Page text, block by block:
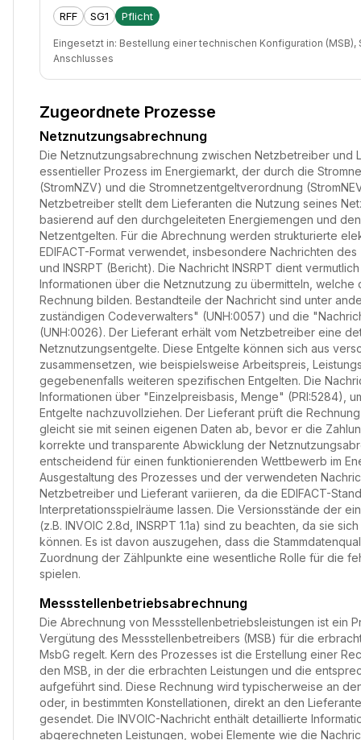
RFF SG1 Pflicht
Eingesetzt in: Bestellung einer technischen Konfiguration
Anschlusses
Zugeordnete Prozesse
Netznutzungsabrechnung
Die Netznutzungsabrechnung zwischen Netzbetreiber und
essentieller Prozess im Energiemarkt, der durch die
(StromNZV) und die Stromnetzentgeltverordnung
Netzbetreiber stellt dem Lieferanten die Nutzung seines
basierend auf den durchgeleiteten Energiemengen und
Netzentgelten. Für die Abrechnung werden strukturierte
EDIFACT-Format verwendet, insbesondere Nachrichten
und INSRPT (Bericht). Die Nachricht INSRPT dient
Informationen über die Netznutzung zu übermitteln, welche
Rechnung bilden. Bestandteile der Nachricht sind unter
zuständigen Codeverwalters" (UNH:0057) und die
(UNH:0026). Der Lieferant erhält vom Netzbetreiber eine
Netznutzungsentgelte. Diese Entgelte können sich aus
zusammensetzen, wie beispielsweise Arbeitspreis,
gegebenenfalls weiteren spezifischen Entgelten. Die
Informationen über "Einzelpreisbasis, Menge" (PRI:5284),
Entgelte nachzuvollziehen. Der Lieferant prüft die
gleicht sie mit seinen eigenen Daten ab, bevor er die
korrekte und transparente Abwicklung der
entscheidend für einen funktionierenden Wettbewerb im
Ausgestaltung des Prozesses und der verwendeten
Netzbetreiber und Lieferant variieren, da die EDIFACT-
Interpretationsspielräume lassen. Die Versionsstände der
(z.B. INVOIC 2.8d, INSRPT 1.1a) sind zu beachten, da sie
können. Es ist davon auszugehen, dass die
Zuordnung der Zählpunkte eine wesentliche Rolle für die
spielen.
Messstellenbetriebsabrechnung
Die Abrechnung von Messstellenbetriebsleistungen ist ein
Vergütung des Messstellenbetreibers (MSB) für die
MsbG regelt. Kern des Prozesses ist die Erstellung einer
den MSB, in der die erbrachten Leistungen und die
aufgeführt sind. Diese Rechnung wird typischerweise an
oder, in bestimmten Konstellationen, direkt an den
gesendet. Die INVOIC-Nachricht enthält detaillierte
abgerechneten Leistungen, wobei Elemente wie die